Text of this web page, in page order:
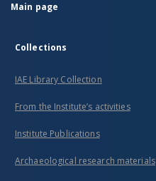
Main page
Collections
IAE Library Collection
From the Institute’s activities
Institute Publications
Archaeological research materials